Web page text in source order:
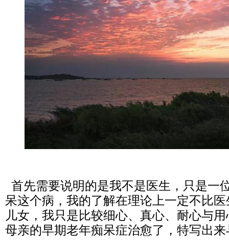
首先需要说明的是我不是医生，只是一
呆这个病，我的了解在理论上一定不比
儿女，我只是比较细心、真心、耐心与
母亲的早期老年痴呆症治愈了，特写出